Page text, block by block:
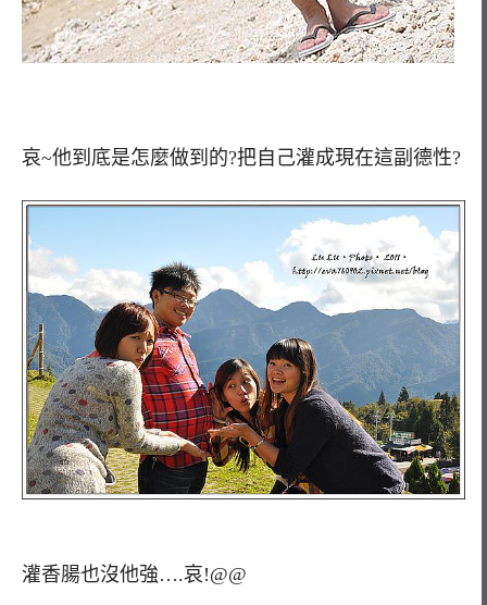
哀~他到底是怎麼做到的?把自己灌成現在這副德性?
灌香腸也沒他強….哀!@@